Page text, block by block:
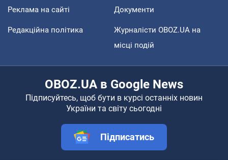
Реклама на сайті Документи
Редакційна політика
Журналісти OBOZ.UA на
місці подій
OBOZ.UA в Google News
Підписуйтесь, щоб бути в курсі останніх новин
України та світу сьогодні
Підписатись